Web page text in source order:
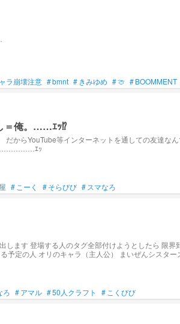
ラ崩壊注意 #bmnt # きみゆめ #🍈 #BOOMMENT
＝俺。……ｴｯ⁉︎
なんていない。 ……けど、 「会いたいよぉぉぉおおお‼︎」 「神ってる、あの歌声とかトーク力は神っ
気者の推しが俺らしい。 ……………………ｴｯ
# こーく #そらびび # スマなろ
します 登場する人のタグ全部付けようとしたら 限
希望なんで 私が選んだ訳では無いよ
ろ #アマル #50人クラフト #こくびび